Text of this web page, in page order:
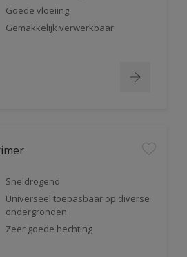
Goede vloeiing
Gemakkelijk verwerkbaar
Sneldrogend
Universeel toepasbaar op diverse
ondergronden
Zeer goede hechting